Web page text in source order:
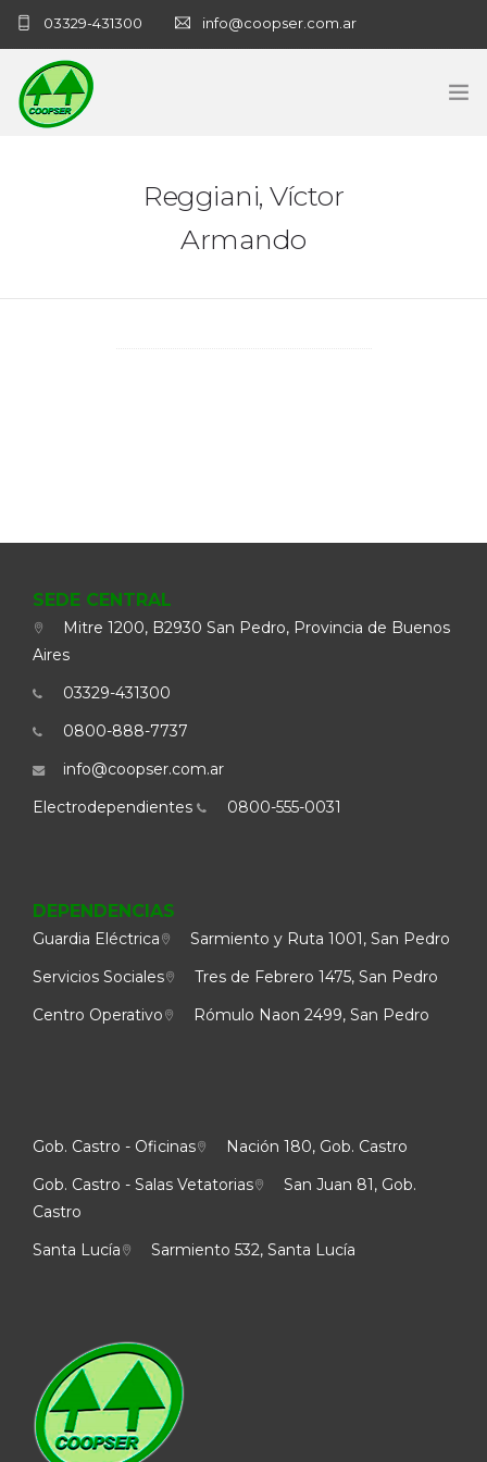
03329-431300 info@coopser.com.ar
Reggiani, Víctor
Armando
SEDE CENTRAL
Mitre 1200, B2930 San Pedro, Provincia de Buenos
Aires
03329-431300
0800-888-7737
info@coopser.com.ar
Electrodependientes
0800-555-0031
DEPENDENCIAS
Guardia Eléctrica
Sarmiento y Ruta 1001, San Pedro
Servicios Sociales
Tres de Febrero 1475, San Pedro
Centro Operativo
Rómulo Naon 2499, San Pedro
Gob. Castro - Oficinas
Nación 180, Gob. Castro
Gob. Castro - Salas Vetatorias
San Juan 81, Gob.
Castro
Santa Lucía
Sarmiento 532, Santa Lucía